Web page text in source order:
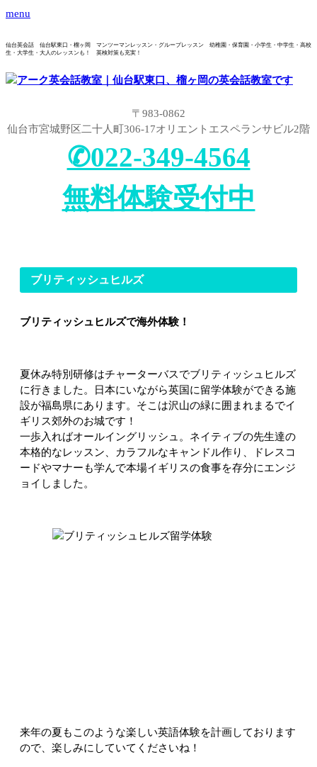
menu
仙台英会話 仙台駅東口・榴ヶ岡 マンツーマンレッスン・グループレッスン 幼稚園・保育園・小学生・中学生・高校
生・大学生・大人のレッスンも！ 英検対策も充実！
〒983-0862
仙台市宮城野区二十人町306-17オリエントエスペランサビル2階
✆022-349-4564
無料体験受付中
ブリティッシュヒルズ
ブリティッシュヒルズで海外体験！
夏休み特別研修はチャーターバスでブリティッシュヒルズ
に行きました。日本にいながら英国に留学体験ができる施
設が福島県にあります。そこは沢山の緑に囲まれまるでイ
ギリス郊外のお城です！
一歩入ればオールイングリッシュ。ネイティブの先生達の
本格的なレッスン、カラフルなキャンドル作り、ドレスコ
ードやマナーも学んで本場イギリスの食事を存分にエンジ
ョイしました。
来年の夏もこのような楽しい英語体験を計画しております
ので、楽しみにしていてくださいね！